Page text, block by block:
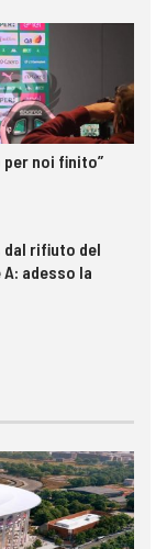
per noi finito”
dal rifiuto del
adesso la